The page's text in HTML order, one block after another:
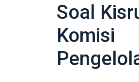
Soal